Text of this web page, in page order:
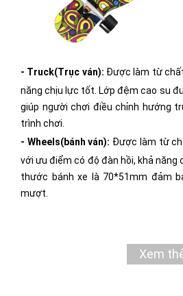
- Truck(Trục ván): Được làm từ
năng chịu lực tốt. Lớp đệm cao su
giúp người chơi điều chỉnh hướng
trình chơi.
- Wheels(bánh ván): Được làm từ
với ưu điểm có độ đàn hồi, khả năng
thước bánh xe là 70*51mm đảm
mượt.
- Trục ván, bánh ván màu ngẫu
Xem